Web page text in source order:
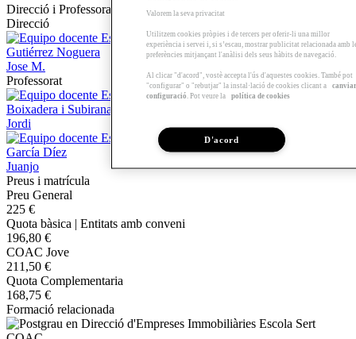
Direcció i Professorat
Direcció
Gutiérrez Noguera
Jose M.
Professorat
Boixadera i Subirana
Jordi
García Díez
Juanjo
Preus i matrícula
Preu General
225 €
Quota bàsica | Entitats amb conveni
196,80 €
COAC Jove
211,50 €
Quota Complementaria
168,75 €
Formació relacionada
Valorem la seva privacitat
Utilitzem cookies pròpies i de tercers per oferir-li una millor
experiència i servei i, si s’escau, mostrar publicitat relacionada amb
preferències mitjançant l'anàlisi dels seus hàbits de navegació.
Al clicar "d'acord", vostè accepta l'ús d'aquestes cookies. També pot
"configurar" o "rebutjar" la instal·lació de cookies clicant a
canviar
configuració . Pot veure la política de cookies
D'acord